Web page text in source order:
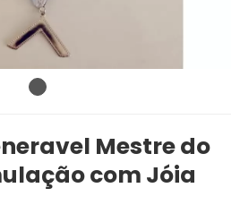
Mestre do
com Jóia